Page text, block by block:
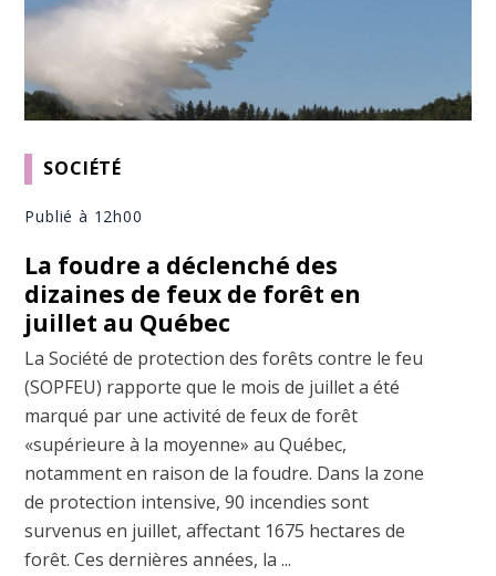
SOCIÉTÉ
Publié à 12h00
La foudre a déclenché des
dizaines de feux de forêt en
juillet au Québec
La Société de protection des forêts contre le feu
(SOPFEU) rapporte que le mois de juillet a été
marqué par une activité de feux de forêt
«supérieure à la moyenne» au Québec,
notamment en raison de la foudre. Dans la zone
de protection intensive, 90 incendies sont
survenus en juillet, affectant 1675 hectares de
forêt. Ces dernières années, la ...